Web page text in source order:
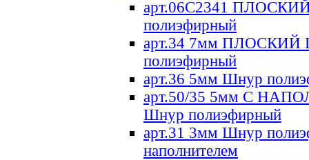
арт.06С2341
полиэфирный
арт.34 7мм ПЛОСКИЙ
полиэфирный
арт.36 5мм Шнур
арт.50/35 5мм С
Шнур полиэфирный
арт.31 3мм Шнур
наполнителем